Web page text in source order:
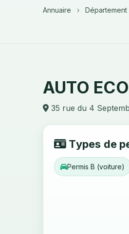
Annuaire › Département
AUTO
35 rue du 4
Types de
Permis B (voiture)